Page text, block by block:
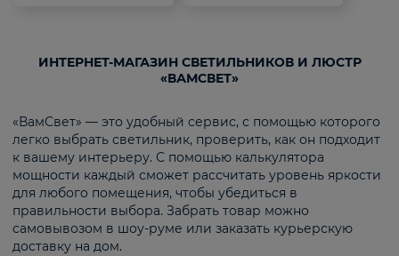
ИНТЕРНЕТ-МАГАЗИН СВЕТИЛЬНИКОВ И ЛЮСТР
«ВАМСВЕТ»
«ВамСвет» — это удобный сервис, с помощью которого
легко выбрать светильник, проверить, как он подходит
к вашему интерьеру. С помощью калькулятора
мощности каждый сможет рассчитать уровень яркости
для любого помещения, чтобы убедиться в
правильности выбора. Забрать товар можно
самовывозом в шоу-руме или заказать курьерскую
доставку на дом.